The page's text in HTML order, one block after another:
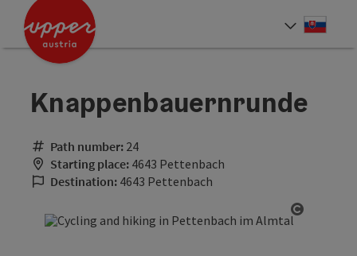
Accesskey
Accesskey
Knappenbauernrunde
Path number: 24
Starting place: 4643 Pettenbach
Destination: 4643 Pettenbach